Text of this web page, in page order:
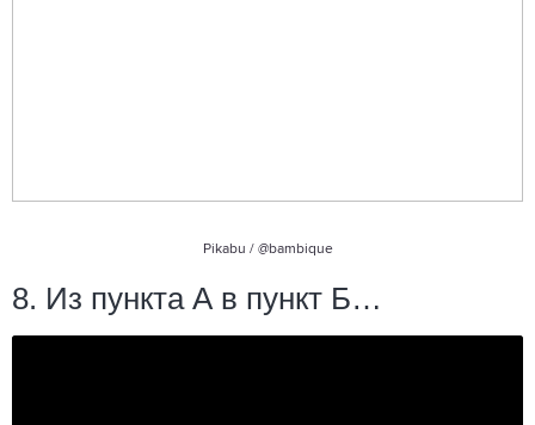
Pikabu / @bambique
8. Из пункта А в пункт Б…